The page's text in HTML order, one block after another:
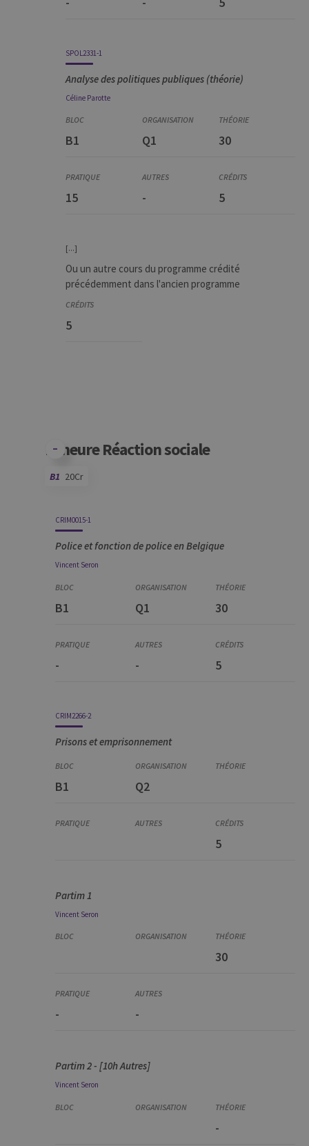
SPOL2331-1
Analyse des politiques publiques (théorie)
Céline Parotte
B1 Q1 30
15 - 5
[...]
Ou un autre cours du programme crédité
précédemment dans l'ancien programme
5
Mineure Réaction sociale
B1 20Cr
CRIM0015-1
Police et fonction de police en Belgique
Vincent Seron
B1 Q1 30
- - 5
CRIM2266-2
Prisons et emprisonnement
B1 Q2
5
Partim 1
Vincent Seron
30
- -
Partim 2 - [10h Autres]
Vincent Seron
-